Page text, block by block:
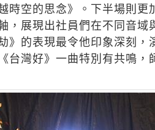
時空的思念》。下半場則
，展現出社員們在不同音域
的表現最令他印象深刻
台灣好》一曲特別有共鳴